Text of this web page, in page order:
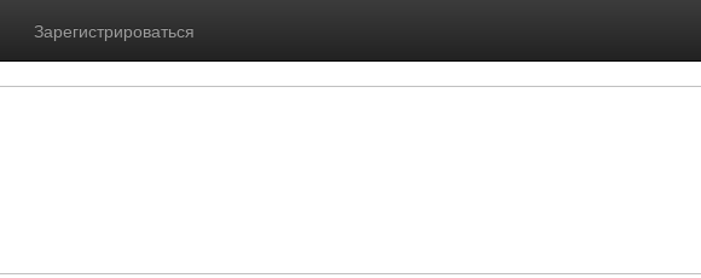
Зарегистрироваться